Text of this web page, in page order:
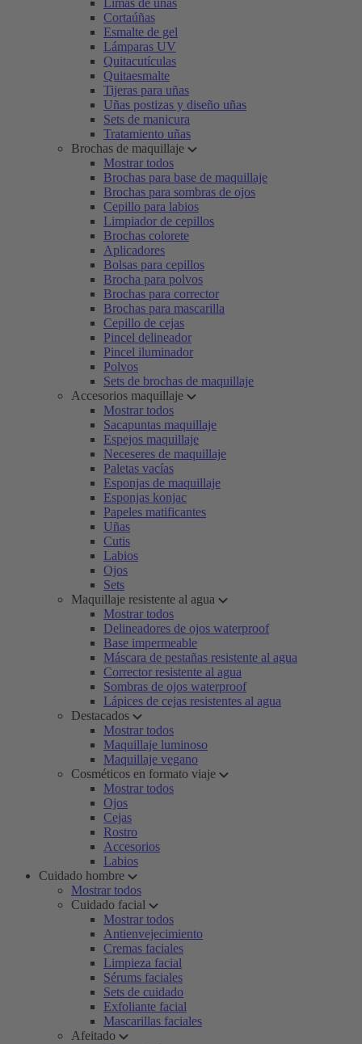
Limas de uñas
Cortaúñas
Esmalte de gel
Lámparas UV
Quitacutículas
Quitaesmalte
Tijeras para uñas
Uñas postizas y diseño uñas
Sets de manicura
Tratamiento uñas
Brochas de maquillaje
Mostrar todos
Brochas para base de maquillaje
Brochas para sombras de ojos
Cepillo para labios
Limpiador de cepillos
Brochas colorete
Aplicadores
Bolsas para cepillos
Brocha para polvos
Brochas para corrector
Brochas para mascarilla
Cepillo de cejas
Pincel delineador
Pincel iluminador
Polvos
Sets de brochas de maquillaje
Accesorios maquillaje
Mostrar todos
Sacapuntas maquillaje
Espejos maquillaje
Neceseres de maquillaje
Paletas vacías
Esponjas de maquillaje
Esponjas konjac
Papeles matificantes
Uñas
Cutis
Labios
Ojos
Sets
Maquillaje resistente al agua
Mostrar todos
Delineadores de ojos waterproof
Base impermeable
Máscara de pestañas resistente al agua
Corrector resistente al agua
Sombras de ojos waterproof
Lápices de cejas resistentes al agua
Destacados
Mostrar todos
Maquillaje luminoso
Maquillaje vegano
Cosméticos en formato viaje
Mostrar todos
Ojos
Cejas
Rostro
Accesorios
Labios
Cuidado hombre
Mostrar todos
Cuidado facial
Mostrar todos
Antienvejecimiento
Cremas faciales
Limpieza facial
Sérums faciales
Sets de cuidado
Exfoliante facial
Mascarillas faciales
Afeitado